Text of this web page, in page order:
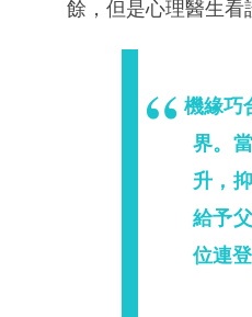
餘，但是心理醫生看
機緣巧
界。
升，
給予
位連